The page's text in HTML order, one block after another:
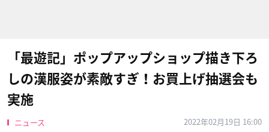
「最遊記」ポップアップショップ描き下ろ
しの漢服姿が素敵すぎ！お買上げ抽選会も
実施
ニュース 2022年02月19日 16:00